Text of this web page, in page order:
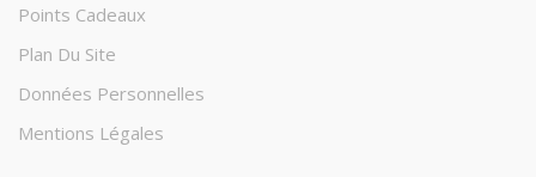
Points Cadeaux
Plan Du Site
Données Personnelles
Mentions Légales